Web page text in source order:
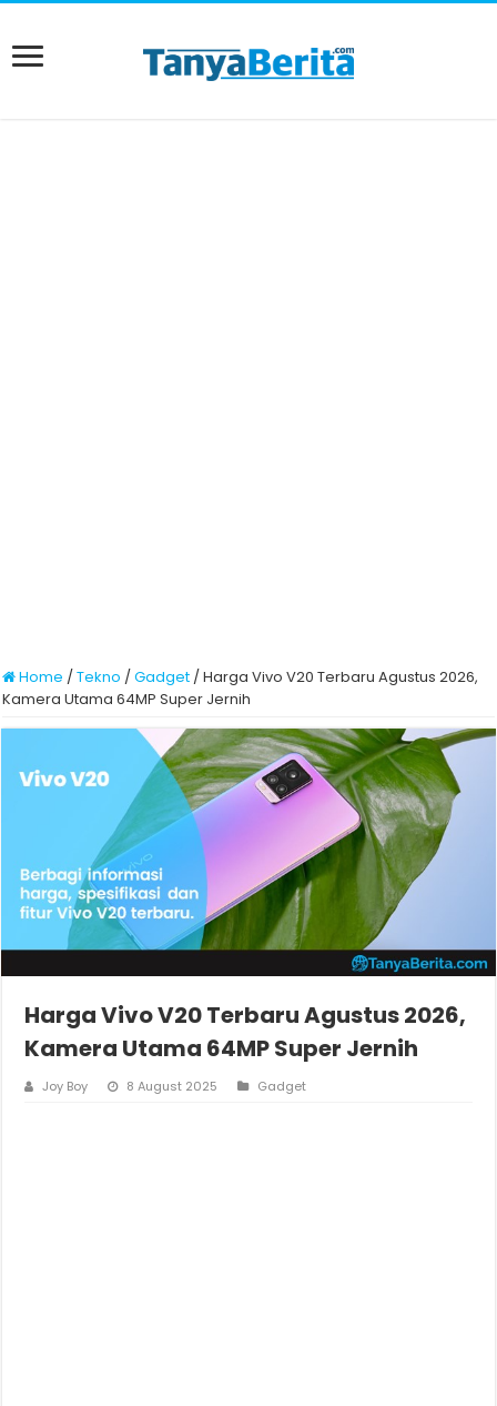
Home /Tekno /Gadget /Harga Vivo V20 Terbaru Agustus 2026,
Kamera Utama 64MP Super Jernih
Harga Vivo V20 Terbaru Agustus 2026,
Kamera Utama 64MP Super Jernih
Joy Boy 8 August 2025 Gadget